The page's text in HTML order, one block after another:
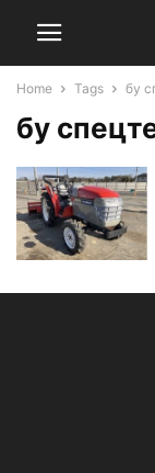
Home Tags бу
бу